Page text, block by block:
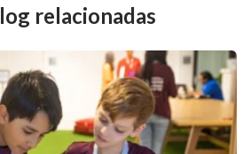
relacionadas